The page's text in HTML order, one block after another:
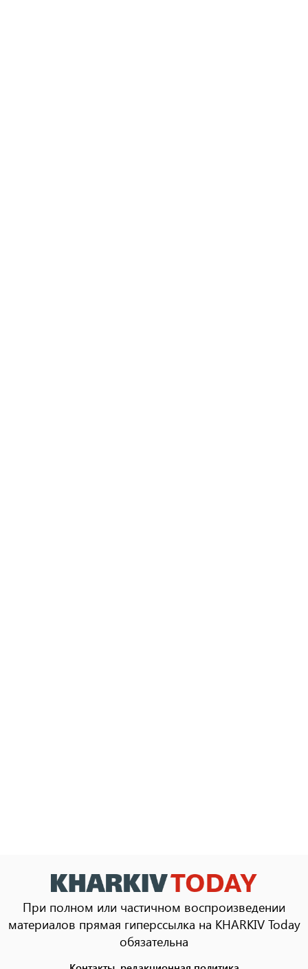
При полном или частичном воспроизведении
материалов прямая гиперссылка на KHARKIV Today
обязательна